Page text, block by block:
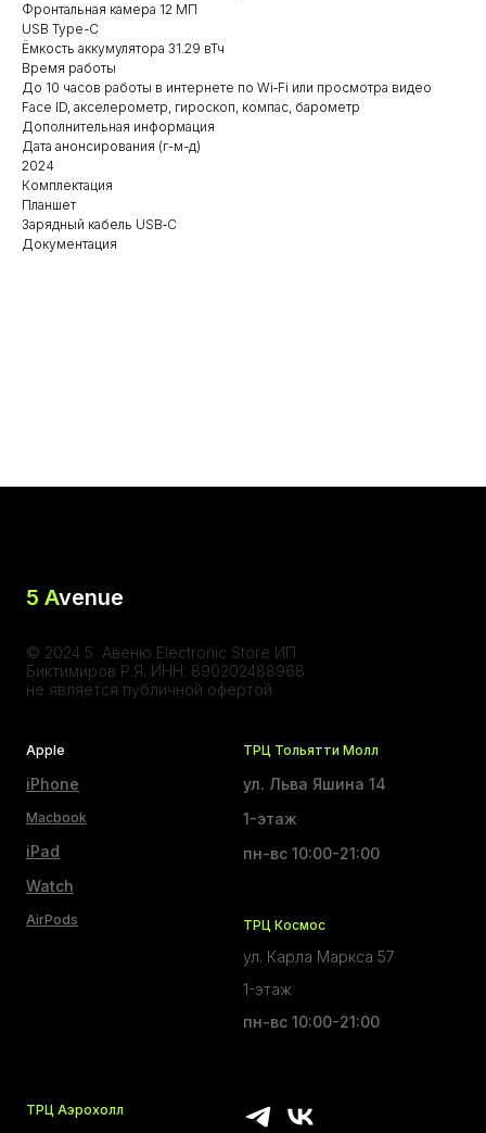
Фронтальная камера 12 МП
USB Type-C
Ёмкость аккумулятора 31.29 вТч
Время работы
До 10 часов работы в интернете по Wi‑Fi или просмотра видео
Face ID, акселерометр, гироскоп, компас, барометр
Дополнительная информация
Дата анонсирования (г-м-д)
2024
Комплектация
Планшет
Зарядный кабель USB‑C
Документация
5 Avenue
© 2024 5 Авеню Electronic Store ИП
Биктимиров Р.Я. ИНН: 890202488968
не является публичной офертой
Apple
iPhone
Macbook
iPad
Watch
AirPods
ТРЦ Тольятти Молл
ул. Льва Яшина 14
1-этаж
пн-вс 10:00-21:00
ТРЦ Космос
ул. Карла Маркса 57
1-этаж
пн-вс 10:00-21:00
ТРЦ Аэрохолл